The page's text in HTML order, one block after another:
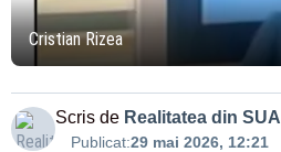
Cristian Rizea
Scris de Realitatea din SUA
Publicat:29 mai 2026, 12:21